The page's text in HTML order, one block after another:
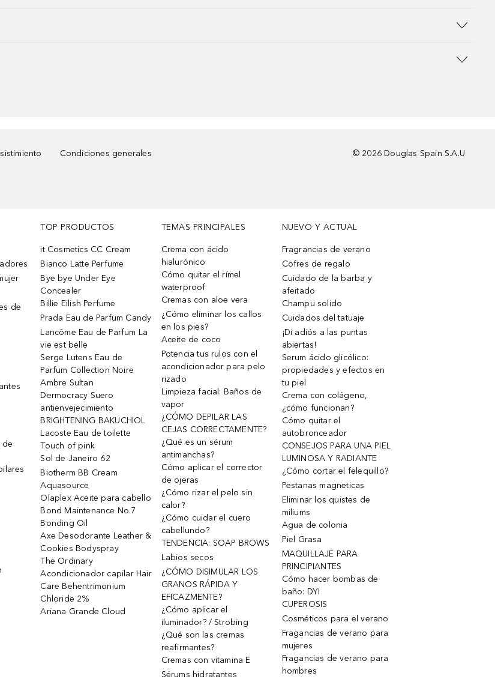
Condiciones generales
© 2026 Douglas Spain S.A.U
de
de
TOP PRODUCTOS
it Cosmetics CC Cream
Bianco Latte Perfume
Bye bye Under Eye
Concealer
Billie Eilish Perfume
Prada Eau de Parfum Candy
Lancôme Eau de Parfum La
vie est belle
Serge Lutens Eau de
Parfum Collection Noire
Ambre Sultan
Dermocracy Suero
antienvejecimiento
BRIGHTENING BAKUCHIOL
Lacoste Eau de toilette
Touch of pink
Sol de Janeiro 62
Biotherm BB Cream
Aquasource
Olaplex Aceite para cabello
Bond Maintenance No.7
Bonding Oil
Axe Desodorante Leather &
Cookies Bodyspray
The Ordinary
Acondicionador capilar Hair
Care Behentrimonium
Chloride 2%
Ariana Grande Cloud
TEMAS PRINCIPALES
Crema con ácido
hialurónico
Cómo quitar el rímel
waterproof
Cremas con aloe vera
¿Cómo eliminar los callos
en los pies?
Aceite de coco
Potencia tus rulos con el
acondicionador para pelo
rizado
Limpieza facial: Baños de
vapor
¿CÓMO DEPILAR LAS
CEJAS CORRECTAMENTE?
¿Qué es un sérum
antimanchas?
Cómo aplicar el corrector
de ojeras
¿Cómo rizar el pelo sin
calor?
¿Cómo cuidar el cuero
cabellundo?
TENDENCIA: SOAP BROWS
Labios secos
¿CÓMO DISIMULAR LOS
GRANOS RÁPIDA Y
EFICAZMENTE?
¿Cómo aplicar el
iluminador? / Strobing
¿Qué son las cremas
reafirmantes?
Cremas con vitamina E
Sérums hidratantes
NUEVO Y ACTUAL
Fragrancias de verano
Cofres de regalo
Cuidado de la barba y
afeitado
Champu solido
Cuidados del tatuaje
¡Di adiós a las puntas
abiertas!
Serum ácido glicólico:
propiedades y efectos en
tu piel
Crema con colágeno,
¿cómo funcionan?
Cómo quitar el
autobronceador
CONSEJOS PARA UNA PIEL
LUMINOSA Y RADIANTE
¿Cómo cortar el felequillo?
Pestanas magneticas
Eliminar los quistes de
miliums
Agua de colonia
Piel Grasa
MAQUILLAJE PARA
PRINCIPIANTES
Cómo hacer bombas de
baño: DYI
CUPEROSIS
Cosméticos para el verano
Fragancias de verano para
mujeres
Fragancias de verano para
hombres